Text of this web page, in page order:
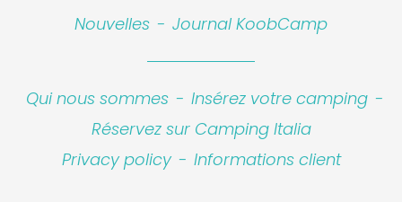
Nouvelles - Journal KoobCamp
Qui nous sommes - Insérez votre camping -
Réservez sur Camping Italia
Privacy policy - Informations client